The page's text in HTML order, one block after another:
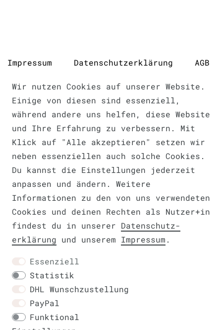
Wir nutzen Cookies auf unserer Website.
Einige von diesen sind essenziell,
während andere uns helfen, diese Website
und Ihre Erfahrung zu verbessern. Mit
Klick auf "Alle akzeptieren" setzen wir
neben essenziellen auch solche Cookies.
Du kannst die Einstellungen jederzeit
anpassen und ändern. Weitere
Informationen zu den von uns verwendeten
Cookies und deinen Rechten als Nutzer+in
findest du in unserer Daten­schutz­
erklärung und unserem Impressum .
Essenziell
Statistik
DHL Wunschzustellung
PayPal
Funktional
Impressum Daten­schutz­erklärung AGB
Barrierefreiheitserklärung
Widerrufs­recht VERTRAG WIDERRUFEN
Kontakt